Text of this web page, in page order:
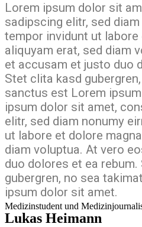
Lorem ipsum dolor sit
sadipscing elitr, sed
tempor invidunt ut labore
aliquyam erat, sed diam
et accusam et justo duo
Stet clita kasd
sanctus est Lorem
ipsum dolor sit amet,
elitr, sed diam nonumy
ut labore et dolore
diam voluptua. At vero
duo dolores et ea
gubergren, no sea
ipsum dolor sit amet.
Medizinstudent und
Lukas Heimann